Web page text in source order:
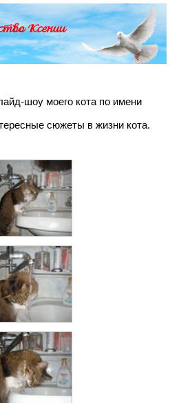
Ксении
шоу моего кота по имени
сюжеты в жизни кота.